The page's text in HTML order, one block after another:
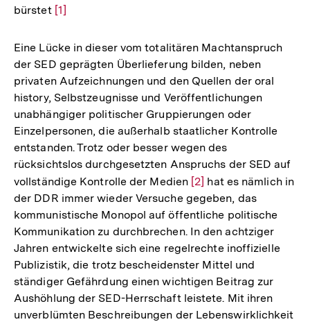
bürstet Zur
der
Fußnote
[1]
Eine Lücke in dieser vom totalitären Machtanspruch
der SED geprägten Überlieferung bilden, neben
privaten Aufzeichnungen und den Quellen der oral
history, Selbstzeugnisse und Veröffentlichungen
unabhängiger politischer Gruppierungen oder
Einzelpersonen, die außerhalb staatlicher Kontrolle
entstanden. Trotz oder besser wegen des
rücksichtslos durchgesetzten Anspruchs der SED auf
vollständige Kontrolle der Medien Zur
Auflösung
der
Fußnote
[2] hat es nämlich in
der DDR immer wieder Versuche gegeben, das
kommunistische Monopol auf öffentliche politische
Kommunikation zu durchbrechen. In den achtziger
Jahren entwickelte sich eine regelrechte inoffizielle
Publizistik, die trotz bescheidenster Mittel und
ständiger Gefährdung einen wichtigen Beitrag zur
Aushöhlung der SED-Herrschaft leistete. Mit ihren
unverblümten Beschreibungen der Lebenswirklichkeit